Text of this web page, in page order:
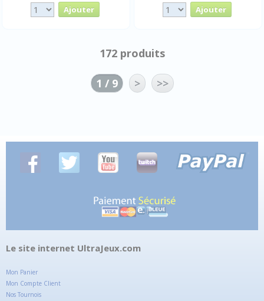
172 produits
1 / 9 > >>
Le site internet UltraJeux.com
Mon Panier
Mon Compte Client
Nos Tournois